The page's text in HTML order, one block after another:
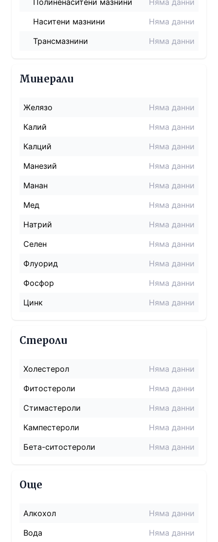
Полиненаситени мазнини
Няма данни
Наситени мазнини
Няма данни
Трансмазнини
Няма данни
Минерали
Желязо
Няма данни
Калий
Няма данни
Калций
Няма данни
Манезий
Няма данни
Манан
Няма данни
Мед
Няма данни
Натрий
Няма данни
Селен
Няма данни
Флуорид
Няма данни
Фосфор
Няма данни
Цинк
Няма данни
Стероли
Холестерол
Няма данни
Фитостероли
Няма данни
Стимастероли
Няма данни
Кампестероли
Няма данни
Бета-ситостероли
Няма данни
Още
Алкохол
Няма данни
Вода
Няма данни